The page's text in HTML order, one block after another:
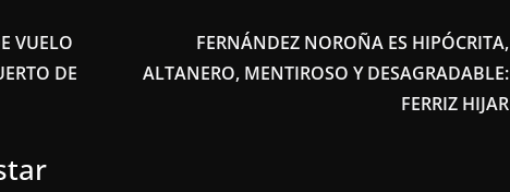
VUELO
DE
FERNÁNDEZ NOROÑA ES HIPÓCRITA,
ALTANERO, MENTIROSO Y DESAGRADABLE:
FERRIZ HIJAR